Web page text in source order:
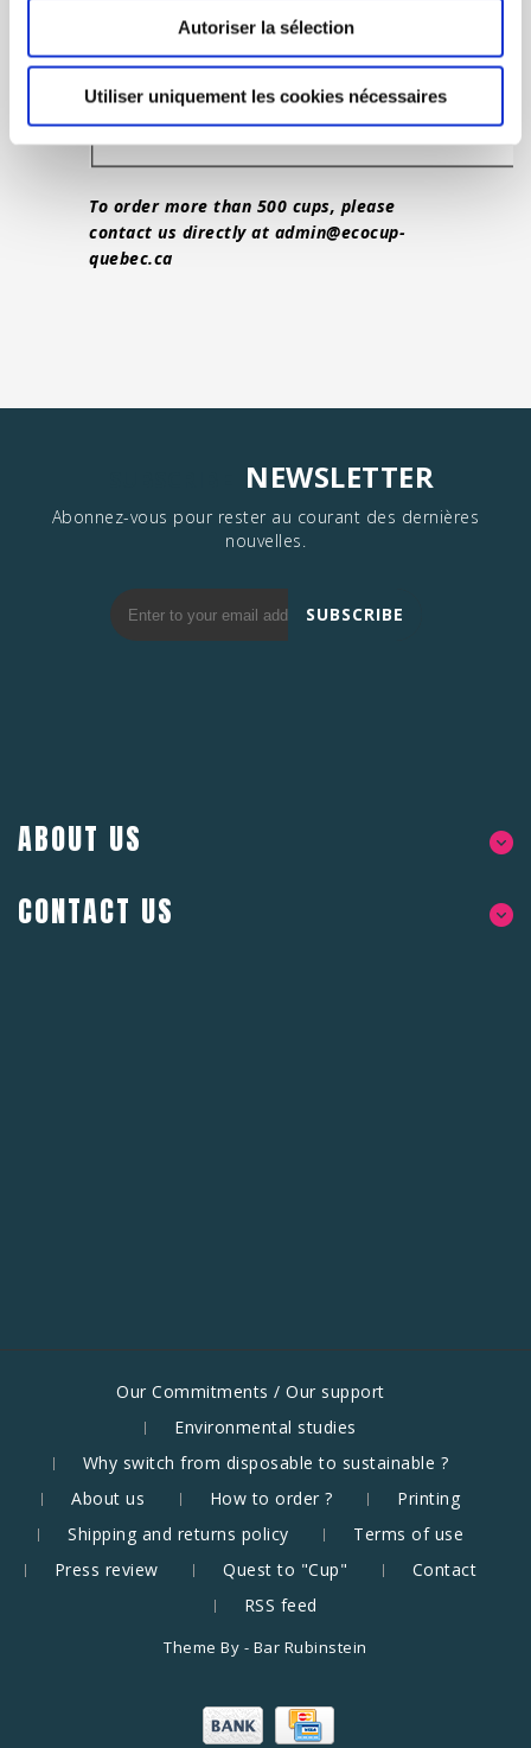
Autoriser la sélection
Utiliser uniquement les cookies nécessaires
To order more than 500 cups, please
contact us directly at admin@ecocup-
quebec.ca
NEWSLETTER
Abonnez-vous pour rester au courant des dernières
nouvelles.
SUBSCRIBE
ABOUT US
CONTACT US
Our Commitments / Our support
Environmental studies
Why switch from disposable to sustainable ?
About us
How to order ?
Printing
Shipping and returns policy
Terms of use
Press review
Quest to "Cup"
Contact
RSS feed
Theme By - Bar Rubinstein